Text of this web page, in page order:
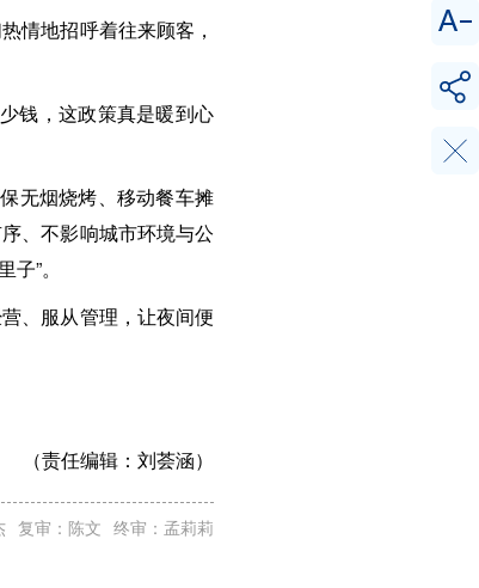
情地招呼着往来顾客，
钱，这政策真是暖到心
无烟烧烤、移动餐车摊
、不影响城市环境与公
”。
、服从管理，让夜间便
（责任编辑： 刘荟涵）
复审：陈文 终审：孟莉莉